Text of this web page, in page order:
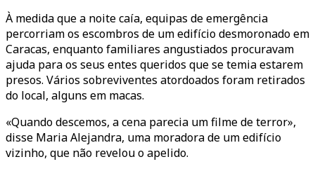
À medida que a noite caía, equipas de emergência
percorriam os escombros de um edifício desmoronado em
Caracas, enquanto familiares angustiados procuravam
ajuda para os seus entes queridos que se temia estarem
presos. Vários sobreviventes atordoados foram retirados
do local, alguns em macas.
«Quando descemos, a cena parecia um filme de terror»,
disse Maria Alejandra, uma moradora de um edifício
vizinho, que não revelou o apelido.